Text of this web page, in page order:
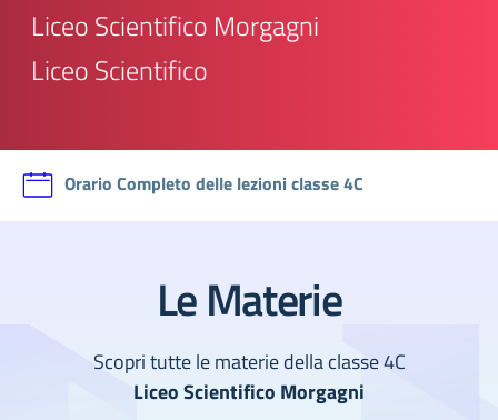
Liceo Scientifico Morgagni
Liceo Scientifico
Orario Completo delle lezioni classe 4C
Le Materie
Scopri tutte le materie della classe 4C
Liceo Scientifico Morgagni